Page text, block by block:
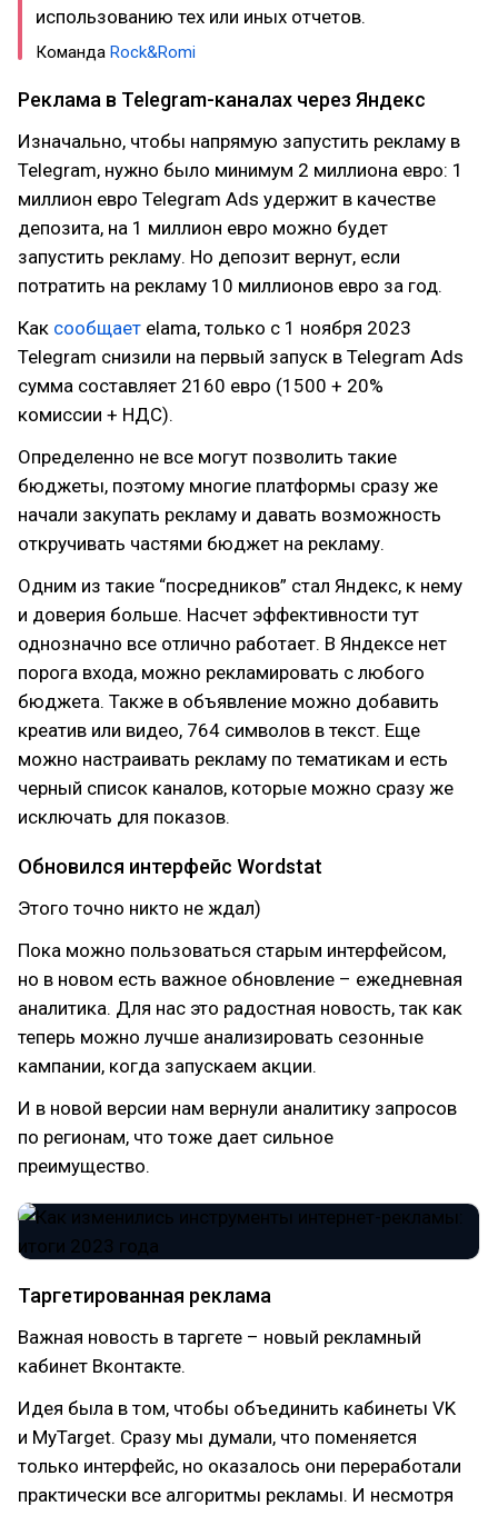
использованию тех или иных отчетов.
Команда Rock&Romi
Реклама в Telegram-каналах через Яндекс
Изначально, чтобы напрямую запустить рекламу в
Telegram, нужно было минимум 2 миллиона евро: 1
миллион евро Telegram Ads удержит в качестве
депозита, на 1 миллион евро можно будет
запустить рекламу. Но депозит вернут, если
потратить на рекламу 10 миллионов евро за год.
Как сообщает elama, только с 1 ноября 2023
Telegram снизили на первый запуск в Telegram Ads
сумма составляет 2160 евро (1500 + 20%
комиссии + НДС).
Определенно не все могут позволить такие
бюджеты, поэтому многие платформы сразу же
начали закупать рекламу и давать возможность
откручивать частями бюджет на рекламу.
Одним из такие “посредников” стал Яндекс, к нему
и доверия больше. Насчет эффективности тут
однозначно все отлично работает. В Яндексе нет
порога входа, можно рекламировать с любого
бюджета. Также в объявление можно добавить
креатив или видео, 764 символов в текст. Еще
можно настраивать рекламу по тематикам и есть
черный список каналов, которые можно сразу же
исключать для показов.
Обновился интерфейс Wordstat
Этого точно никто не ждал)
Пока можно пользоваться старым интерфейсом,
но в новом есть важное обновление – ежедневная
аналитика. Для нас это радостная новость, так как
теперь можно лучше анализировать сезонные
кампании, когда запускаем акции.
И в новой версии нам вернули аналитику запросов
по регионам, что тоже дает сильное
преимущество.
Таргетированная реклама
Важная новость в таргете – новый рекламный
кабинет Вконтакте.
Идея была в том, чтобы объединить кабинеты VK
и MyTarget. Сразу мы думали, что поменяется
только интерфейс, но оказалось они переработали
практически все алгоритмы рекламы. И несмотря